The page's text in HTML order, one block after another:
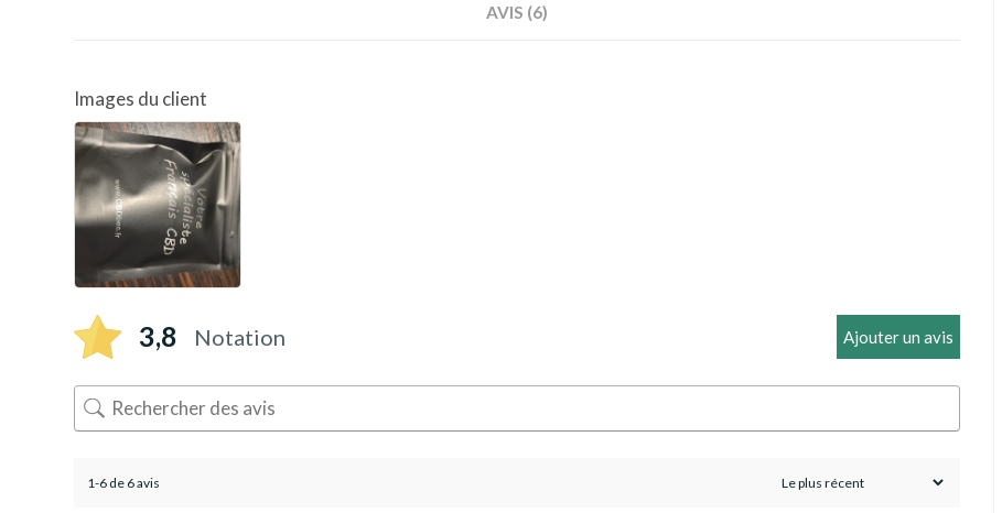
AVIS (6)
Images du client
3,8 Notation Ajouter un avis
1-6 de 6 avis